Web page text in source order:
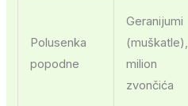
Polusenka
popodne
Geranijumi
(muškatle),
milion
zvončića